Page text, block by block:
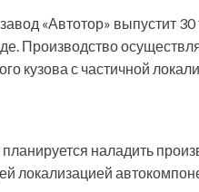
«Автотор» выпустит
Производство
кузова с частичной
наладить
локализацией